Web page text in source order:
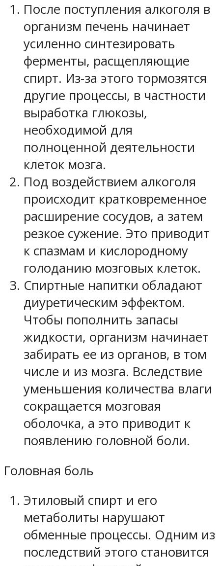
После поступления алкоголя в
организм печень начинает
усиленно синтезировать
ферменты, расщепляющие
спирт. Из-за этого тормозятся
другие процессы, в частности
выработка глюкозы,
необходимой для
полноценной деятельности
клеток мозга.
Под воздействием алкоголя
происходит кратковременное
расширение сосудов, а затем
резкое сужение. Это приводит
к спазмам и кислородному
голоданию мозговых клеток.
Спиртные напитки обладают
диуретическим эффектом.
Чтобы пополнить запасы
жидкости, организм начинает
забирать ее из органов, в том
числе и из мозга. Вследствие
уменьшения количества влаги
сокращается мозговая
оболочка, а это приводит к
появлению головной боли.
Головная боль
Этиловый спирт и его
метаболиты нарушают
обменные процессы. Одним из
последствий этого становится